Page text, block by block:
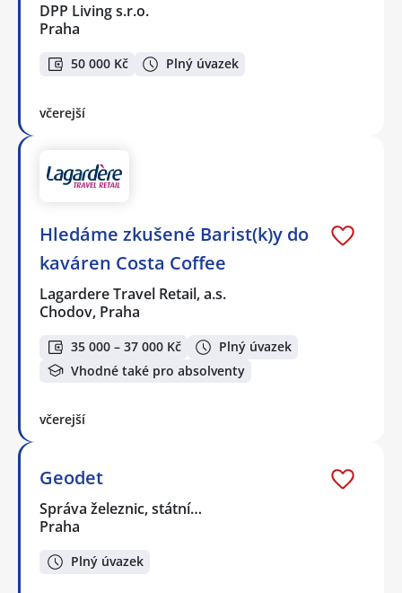
DPP Living s.r.o.
Praha
50 000 Kč Plný úvazek
včerejší
Hledáme zkušené Barist(k)y do
kaváren Costa Coffee
Lagardere Travel Retail, a.s.
Chodov, Praha
35 000 – 37 000 Kč
Plný úvazek
Vhodné také pro absolventy
včerejší
Geodet
Správa železnic, státní…
Praha
Plný úvazek